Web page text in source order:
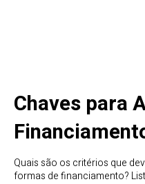
Chaves para
Quais são os critérios que
formas de financiamento?